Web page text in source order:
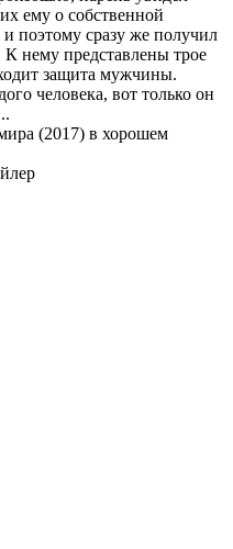
ему о собственной
поэтому сразу же получил
нему представлены трое
защита мужчины.
человека, вот только он
(2017) в хорошем